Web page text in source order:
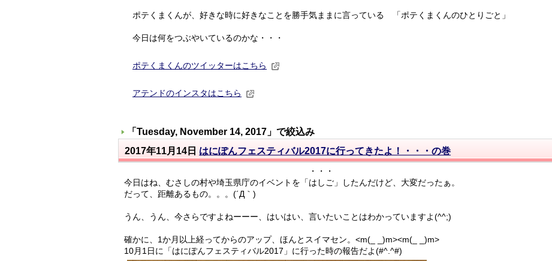
ポテくまくんが、好きな時に好きなことを勝手気ままに言っている 「ポテくまくんのひとりごと」
今日は何をつぶやいているのかな・・・
ポテくまくんのツイッターはこちら
アテンドのインスタはこちら
「 Tuesday, November 14, 2017 」で絞込み
2017年11月14日 はにぽんフェスティバル2017に行ってきたよ！・・・の巻
・・・
今日はね、むさしの村や埼玉県庁のイベントを「はしご」したんだけど、大変だったぁ。
だって、距離あるもの。。。(´Д｀)
うん、うん、今さらですよねーーー、はいはい、言いたいことはわかっていますよ(^^;)
確かに、1か月以上経ってからのアップ、ほんとスイマセン。<m(_ _)m><m(_ _)m>
10月1日に「はにぽんフェスティバル2017」に行った時の報告だよ(#^.^#)